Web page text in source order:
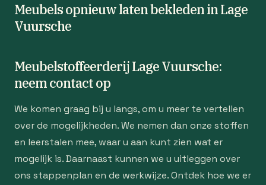
Meubels opnieuw laten bekleden in Lage
Vuursche
Meubelstoffeerderij Lage Vuursche:
neem contact op
We komen graag bij u langs, om u meer te vertellen
over de mogelijkheden. We nemen dan onze stoffen
en leerstalen mee, waar u aan kunt zien wat er
mogelijk is. Daarnaast kunnen we u uitleggen over
ons stappenplan en de werkwijze. Ontdek hoe we er